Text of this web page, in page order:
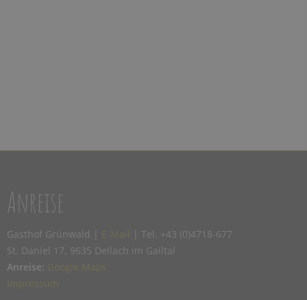
Anreise
Gasthof Grünwald |
| Tel. +43 (0)4718-677
St. Daniel 17, 9635 Dellach im Gailtal
Anreise: